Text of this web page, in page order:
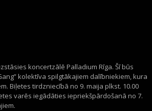
koncertzālē Palladium Rīga. Šī būs
kolektīva spilgtākajiem dalībniekiem, kura
Biļetes tirdzniecībā no 9. maija plkst. 10.00
varēs iegādāties iepriekšpārdošanā no 7.